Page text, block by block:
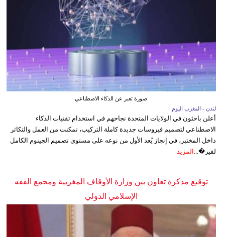
صورة تعبر عن الذكاء الاصطناعي
لندن - المغرب اليوم
أعلن باحثون في الولايات المتحدة نجاحهم في استخدام تقنيات الذكاء
الاصطناعي لتصميم فيروسات جديدة كاملة التركيب، تمكنت من العمل والتكاثر
داخل المختبر، في إنجاز يُعد الأول من نوعه على مستوى تصميم الجينوم الكامل
لفير�...
المزيد
توقيع مذكرة تعاون بين وزارة الأوقاف المغربية ومجمع الفقه
الإسلامي الدولي